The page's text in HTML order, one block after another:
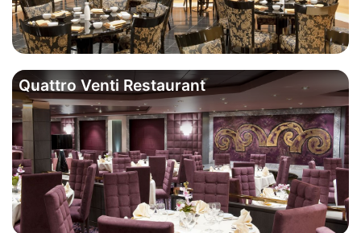
Quattro Venti Restaurant